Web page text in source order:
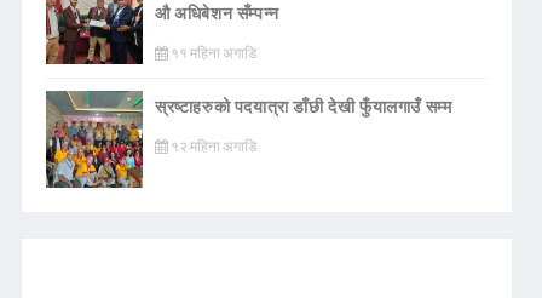
औ अधिबेशन सँम्पन्न
११ महिना अगाडि
स्रष्टाहरुको पदयात्रा डाँछी देखी फुँयालगाउँ सम्म
१२ महिना अगाडि